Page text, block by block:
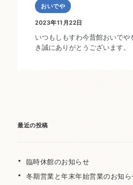
お問い合わせ
おいでや
2023年11月22日
いつもしもすわ今昔館おいでや
き誠にありがとうございます
最近の投稿
臨時休館のお知らせ
冬期営業と年末年始営業のお知ら